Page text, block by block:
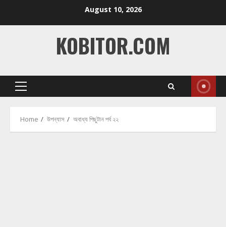
August 10, 2026
KOBITOR.COM
Primary
Home উপন্যাস অবাধ্য পিছুটান পর্ব ২২